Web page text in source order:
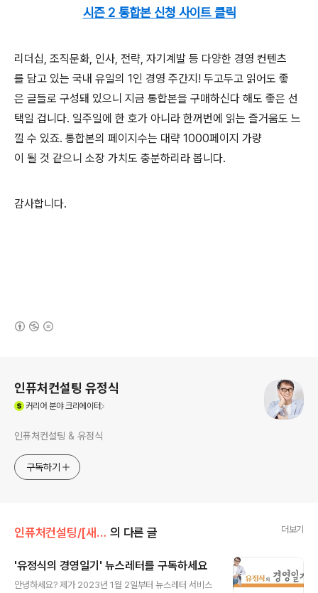
시즌 2 통합본 신청 사이트 클릭
리더십, 조직문화, 인사, 전략, 자기계발 등 다양한 경영 컨텐츠
를 담고 있는 국내 유일의 1인 경영 주간지! 두고두고 읽어도 좋
은 글들로 구성돼 있으니 지금 통합본을 구매하신다 해도 좋은 선
택일 겁니다. 일주일에 한 호가 아니라 한꺼번에 읽는 즐거움도 느
낄 수 있죠. 통합본의 페이지수는 대략 1000페이지 가량
이 될 것 같으니 소장 가치도 충분하리라 봅니다.
감사합니다.
인퓨처컨설팅 유정식
커리어 분야 크리에이터
인퓨처컨설팅 & 유정식
구독하기
인퓨처컨설팅/[새소식] what's new? 의 다른 글 더보기
'유정식의 경영일기' 뉴스레터를 구독하세요
안녕하세요? 제가 2023년 1월 2일부터 뉴스레터 서비스